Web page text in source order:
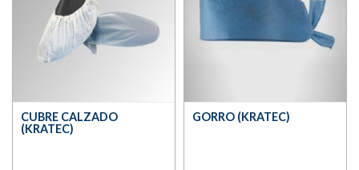
CUBRE CALZADO
(KRATEC)
GORRO (KRATEC)